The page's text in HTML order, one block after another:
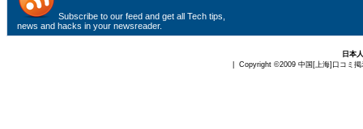
Subscribe to our feed and get all Tech tips,
news and hacks in your newsreader.
日本
| Copyright ©2009 中国[上海]口コミ掲